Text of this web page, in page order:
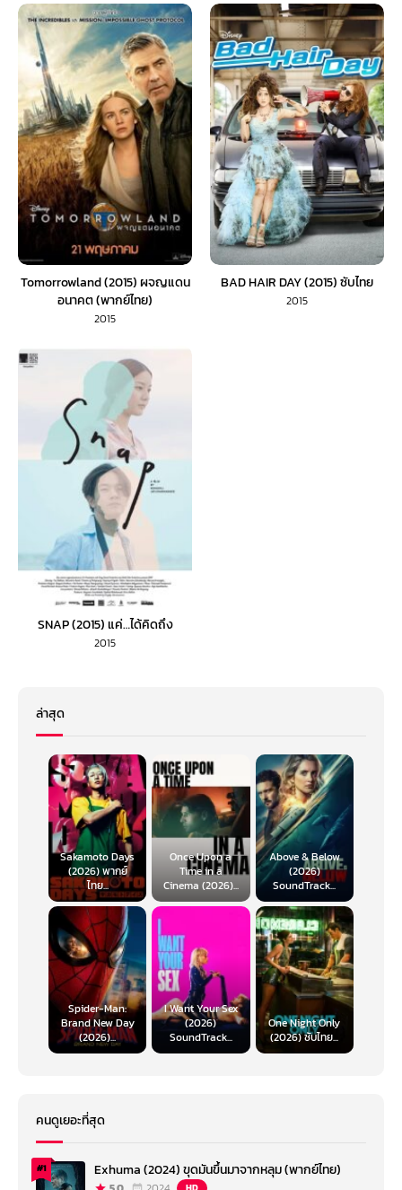
Tomorrowland (2015) ผจญแดน
อนาคต (พากย์ไทย)
2015
BAD HAIR DAY (2015) ซับไทย
2015
SNAP (2015) แค่…ได้คิดถึง
2015
ล่าสุด
Sakamoto Days
(2026) พากย์
ไทย...
Once Upon a
Time in a
Cinema (2026)...
Above & Below
(2026)
SoundTrack...
Spider-Man:
Brand New Day
(2026)...
I Want Your Sex
(2026)
SoundTrack...
One Night Only
(2026) ซับไทย...
คนดูเยอะที่สุด
#1 Exhuma (2024) ขุดมันขึ้นมาจากหลุม (พากย์ไทย)